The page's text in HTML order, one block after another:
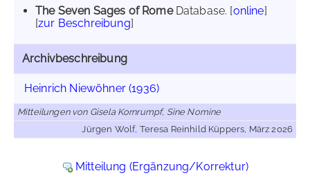
The Seven Sages of RomeDatabase. [online]
[zur Beschreibung]
Archivbeschreibung
Heinrich Niewöhner (1936)
Mitteilungen von Gisela Kornrumpf, Sine Nomine
Jürgen Wolf, Teresa Reinhild Küppers, März 2026
Mitteilung (Ergänzung/Korrektur)